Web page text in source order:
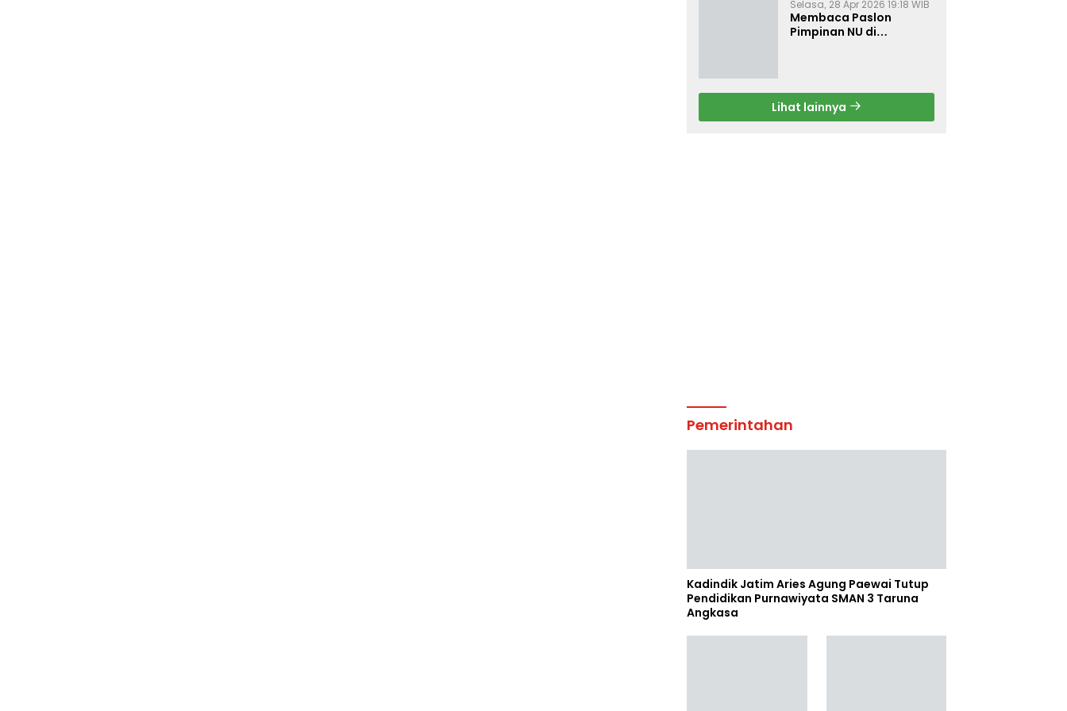
Selasa, 28 Apr 2026 19:18 WIB
Membaca Paslon
Pimpinan NU di
Lihat lainnya
Pemerintahan
Kadindik Jatim Aries Agung Paewai Tutup
Pendidikan Purnawiyata SMAN 3 Taruna
Angkasa